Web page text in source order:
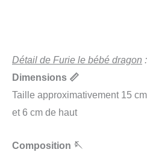
Détail de Furie le bébé dragon :
Dimensions 📏
Taille approximativement 15
et 6 cm de haut
Composition 🪡